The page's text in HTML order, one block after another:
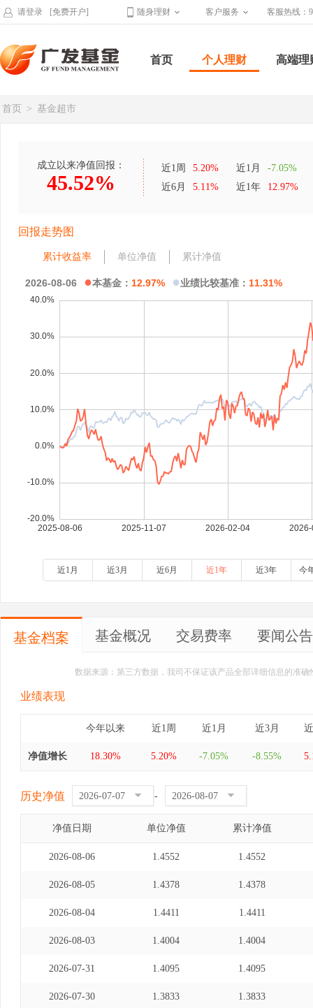
请登录 [免费开户] 随身理财 客户服务 客服热线：
首页 个人理财 高端理
首页 > 基金超市
成立以来净值回报：
45.52%
近1周 5.20% 近1月
-7.05%
近6月
5.11% 近1年 12.97%
回报走势图
累计收益率 单位净值 累计净值
2026-08-06 ●本基金： 12.97% ●业绩比较基准： 11.31%
近1月 近3月 近6月 近1年 近3年 今
基金档案 基金概况 交易费率 要闻公告
数据来源：第三方数据，我司不保证该产品全部详细信息的准
业绩表现
今年以来 近1周 近1月 近3月
净值增长 18.30% 5.20% -7.05% -8.55%
历史净值 -
净值日期 单位净值 累计净值
2026-08-06 1.4552 1.4552
2026-08-05 1.4378 1.4378
2026-08-04 1.4411 1.4411
2026-08-03 1.4004 1.4004
2026-07-31 1.4095 1.4095
2026-07-30 1.3833 1.3833